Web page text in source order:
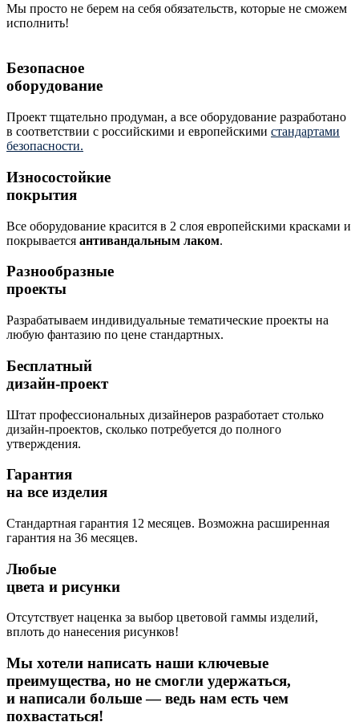
Мы просто не берем на себя обязательств, которые не сможем
исполнить!
Безопасное
оборудование
Проект тщательно продуман, а все оборудование разработано
в соответствии с российскими и европейскими стандартами
безопасности.
Износостойкие
покрытия
Все оборудование красится в 2 слоя европейскими красками и
покрывается антивандальным лаком.
Разнообразные
проекты
Разрабатываем индивидуальные тематические проекты на
любую фантазию по цене стандартных.
Бесплатный
дизайн-проект
Штат профессиональных дизайнеров разработает столько
дизайн-проектов, сколько потребуется до полного
утверждения.
Гарантия
на все изделия
Стандартная гарантия 12 месяцев. Возможна расширенная
гарантия на 36 месяцев.
Любые
цвета и рисунки
Отсутствует наценка за выбор цветовой гаммы изделий,
вплоть до нанесения рисунков!
Мы хотели написать наши ключевые
преимущества, но не смогли удержаться,
и написали больше — ведь нам есть чем
похвастаться!